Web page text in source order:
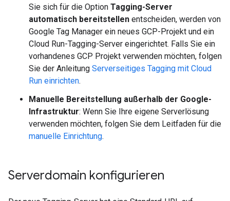
Sie sich für die Option Tagging-Server
automatisch bereitstellen entscheiden, werden von
Google Tag Manager ein neues GCP-Projekt und ein
Cloud Run-Tagging-Server eingerichtet. Falls Sie ein
vorhandenes GCP Projekt verwenden möchten, folgen
Sie der Anleitung Serverseitiges Tagging mit Cloud
Run einrichten.
Manuelle Bereitstellung außerhalb der Google-
Infrastruktur: Wenn Sie Ihre eigene Serverlösung
verwenden möchten, folgen Sie dem Leitfaden für die
manuelle Einrichtung.
Serverdomain konfigurieren